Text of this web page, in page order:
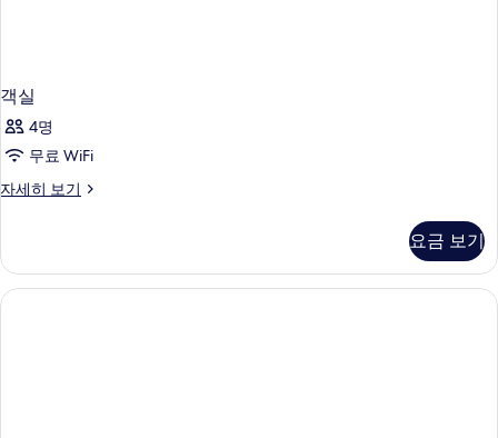
객실
4명
무료 WiFi
자세히 보기
객
히
보
기
요금 보기